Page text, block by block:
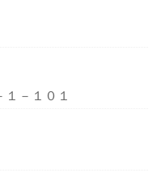
－１０１